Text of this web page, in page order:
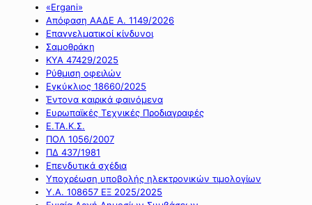
«Ergani»
Απόφαση ΑΑΔΕ Α. 1149/2026
Επαγγελματικοί κίνδυνοι
Σαμοθράκη
ΚΥΑ 47429/2025
Ρύθμιση οφειλών
Εγκύκλιος 18660/2025
Έντονα καιρικά φαινόμενα
Ευρωπαϊκές Τεχνικές Προδιαγραφές
Ε.ΤΑ.Κ.Σ.
ΠΟΛ 1056/2007
ΠΔ 437/1981
Επενδυτικά σχέδια
Υποχρέωση υποβολής ηλεκτρονικών τιμολογίων
Υ.Α. 108657 ΕΞ 2025/2025